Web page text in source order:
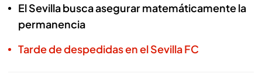
El Sevilla busca asegurar matemáticamente la
permanencia
Tarde de despedidas en el Sevilla FC